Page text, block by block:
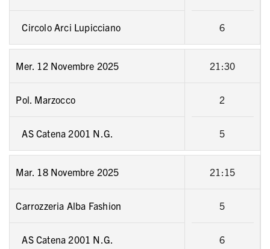
6
Circolo Arci Lupicciano
Mer. 12 Novembre 2025 21:30
Pol. Marzocco 2
5
AS Catena 2001 N.G.
Mar. 18 Novembre 2025 21:15
Carrozzeria Alba Fashion 5
6
AS Catena 2001 N.G.